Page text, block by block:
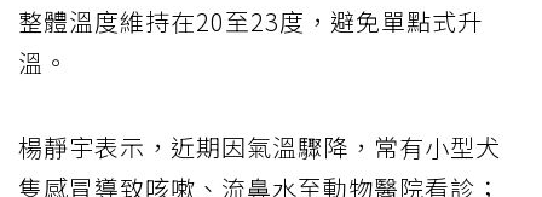
整體溫度維持在20至23度，避免單點式升
溫。
楊靜宇表示，近期因氣溫驟降，常有小型犬
隻感冒導致咳嗽、流鼻水至動物醫院看診；